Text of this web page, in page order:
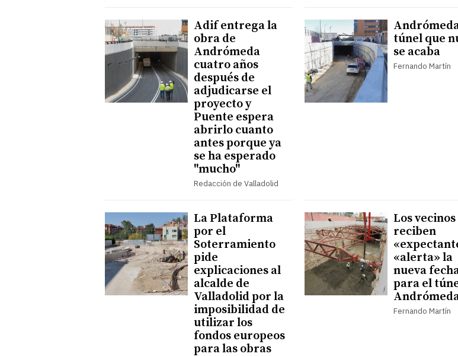
Adif entrega la
obra de
Andrómeda
cuatro años
después de
adjudicarse el
proyecto y
Puente espera
abrirlo cuanto
antes porque ya
se ha esperado
"mucho"
Redacción de Valladolid
túnel que
se acaba
Fernando Martín
La Plataforma
por el
Soterramiento
pide
explicaciones al
alcalde de
Valladolid por la
imposibilidad de
utilizar los
fondos europeos
para las obras
Los vecinos
reciben
«alerta» la
nueva
para el
Fernando Martín